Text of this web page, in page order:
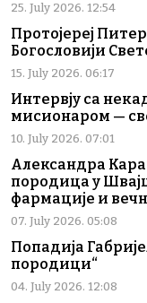
25. July 2026. 12:54
Протојереј
Богословији
15. July 2026. 06:17
Интервју са
мисионаром —
10. July 2026. 07:01
Александра
породица у
фармације и
07. July 2026. 05:08
Попадија
породици“
04. July 2026. 12:08